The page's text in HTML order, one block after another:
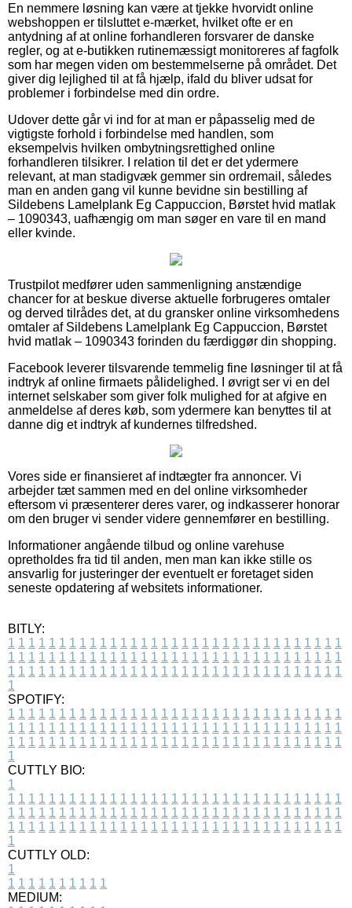
En nemmere løsning kan være at tjekke hvorvidt online
webshoppen er tilsluttet e-mærket, hvilket ofte er en
antydning af at online forhandleren forsvarer de danske
regler, og at e-butikken rutinemæssigt monitoreres af fagfolk
som har megen viden om bestemmelserne på området. Det
giver dig lejlighed til at få hjælp, ifald du bliver udsat for
problemer i forbindelse med din ordre.
Udover dette går vi ind for at man er påpasselig med de
vigtigste forhold i forbindelse med handlen, som
eksempelvis hvilken ombytningsrettighed online
forhandleren tilsikrer. I relation til det er det ydermere
relevant, at man stadigvæk gemmer sin ordremail, således
man en anden gang vil kunne bevidne sin bestilling af
Sildebens Lamelplank Eg Cappuccion, Børstet hvid matlak
– 1090343, uafhængig om man søger en vare til en mand
eller kvinde.
Trustpilot medfører uden sammenligning anstændige
chancer for at beskue diverse aktuelle forbrugeres omtaler
og derved tilrådes det, at du gransker online virksomhedens
omtaler af Sildebens Lamelplank Eg Cappuccion, Børstet
hvid matlak – 1090343 forinden du færdiggør din shopping.
Facebook leverer tilsvarende temmelig fine løsninger til at få
indtryk af online firmaets pålidelighed. I øvrigt ser vi en del
internet selskaber som giver folk mulighed for at afgive en
anmeldelse af deres køb, som ydermere kan benyttes til at
danne dig et indtryk af kundernes tilfredshed.
Vores side er finansieret af indtægter fra annoncer. Vi
arbejder tæt sammen med en del online virksomheder
eftersom vi præsenterer deres varer, og indkasserer honorar
om den bruger vi sender videre gennemfører en bestilling.
Informationer angående tilbud og online varehuse
opretholdes fra tid til anden, men man kan ikke stille os
ansvarlig for justeringer der eventuelt er foretaget siden
seneste opdatering af websitets informationer.
BITLY:
1 1 1 1 1 1 1 1 1 1 1 1 1 1 1 1 1 1 1 1 1 1 1 1 1 1 1 1 1 1 1 1 1
1 1 1 1 1 1 1 1 1 1 1 1 1 1 1 1 1 1 1 1 1 1 1 1 1 1 1 1 1 1 1 1 1
1 1 1 1 1 1 1 1 1 1 1 1 1 1 1 1 1 1 1 1 1 1 1 1 1 1 1 1 1 1 1 1 1
1
SPOTIFY:
1 1 1 1 1 1 1 1 1 1 1 1 1 1 1 1 1 1 1 1 1 1 1 1 1 1 1 1 1 1 1 1 1
1 1 1 1 1 1 1 1 1 1 1 1 1 1 1 1 1 1 1 1 1 1 1 1 1 1 1 1 1 1 1 1 1
1 1 1 1 1 1 1 1 1 1 1 1 1 1 1 1 1 1 1 1 1 1 1 1 1 1 1 1 1 1 1 1 1
1
CUTTLY BIO:
1
1 1 1 1 1 1 1 1 1 1 1 1 1 1 1 1 1 1 1 1 1 1 1 1 1 1 1 1 1 1 1 1 1
1 1 1 1 1 1 1 1 1 1 1 1 1 1 1 1 1 1 1 1 1 1 1 1 1 1 1 1 1 1 1 1 1
1 1 1 1 1 1 1 1 1 1 1 1 1 1 1 1 1 1 1 1 1 1 1 1 1 1 1 1 1 1 1 1 1
1
CUTTLY OLD:
1
1 1 1 1 1 1 1 1 1 1
MEDIUM: